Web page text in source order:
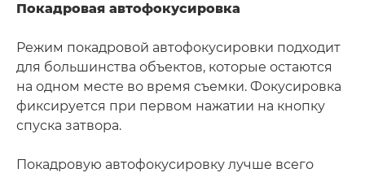
Покадровая автофокусировка
Режим покадровой автофокусировки подходит
для большинства объектов, которые остаются
на одном месте во время съемки. Фокусировка
фиксируется при первом нажатии на кнопку
спуска затвора.
Покадровую автофокусировку лучше всего